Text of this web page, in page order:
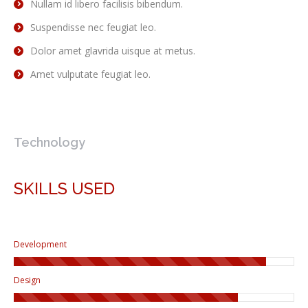
Nullam id libero facilisis bibendum.
Suspendisse nec feugiat leo.
Dolor amet glavrida uisque at metus.
Amet vulputate feugiat leo.
Technology
SKILLS USED
Development
Design